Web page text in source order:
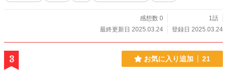
感想数 0
1話
最終更新日 2025.03.24
登録日 2025.03.24
3 お気に入り追加 21